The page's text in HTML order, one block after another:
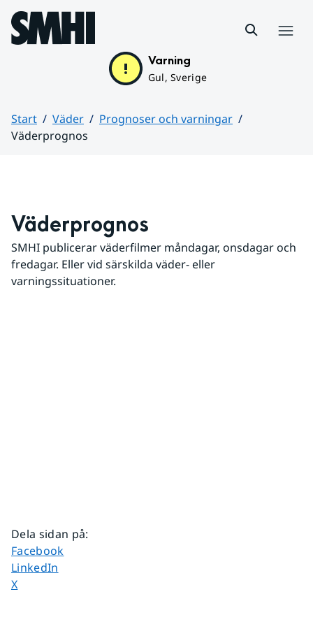
Hoppa till sidans innehåll
Varning
Gul, Sverige
Start Väder
Prognoser och varningar
Väderprognos
Väderprognos
SMHI publicerar väderfilmer måndagar, onsdagar och
fredagar. Eller vid särskilda väder- eller
varningssituationer.
Dela sidan på:
Dela sidan på
Facebook
Dela sidan på
LinkedIn
Dela sidan på
X